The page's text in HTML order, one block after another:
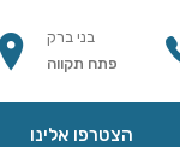
בני ברק
פתח תקווה
הצטרפו אלינו